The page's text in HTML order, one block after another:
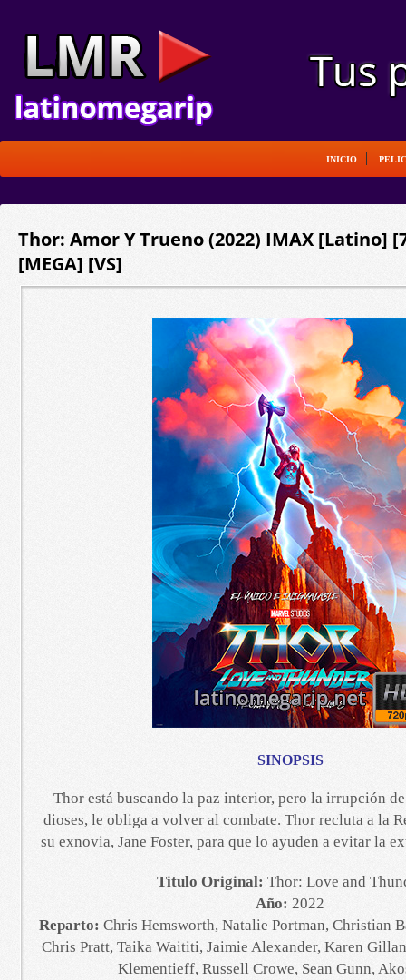
INICIO
Thor: Amor Y Trueno (2022) IMAX [Latino]
[MEGA] [VS]
SINOPSIS
Thor está buscando la paz interior, pero la irrupción
dioses, le obliga a volver al combate. Thor recluta a la
su exnovia, Jane Foster, para que lo ayuden a evitar la
Titulo Original: Thor: Love and
Año: 2022
Reparto: Chris Hemsworth, Natalie Portman, Christian
Chris Pratt, Taika Waititi, Jaimie Alexander, Karen
Klementieff, Russell Crowe, Sean Gunn,